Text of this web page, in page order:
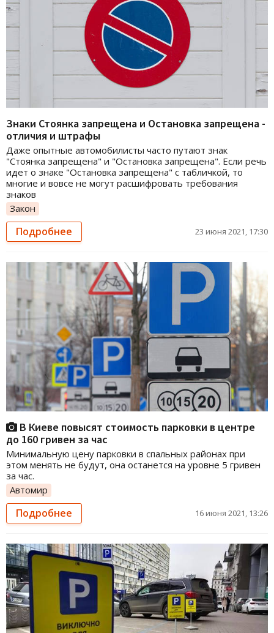
Знаки Стоянка запрещена и Остановка запрещена -
отличия и штрафы
Даже опытные автомобилисты часто путают знак
"Стоянка запрещена" и "Остановка запрещена". Если речь
идет о знаке "Остановка запрещена" с табличкой, то
многие и вовсе не могут расшифровать требования
знаков
Закон
Подробнее 23 июня 2021, 17:30
В Киеве повысят стоимость парковки в центре
до 160 гривен за час
Минимальную цену парковки в спальных районах при
этом менять не будут, она останется на уровне 5 гривен
за час.
Автомир
Подробнее 16 июня 2021, 13:26